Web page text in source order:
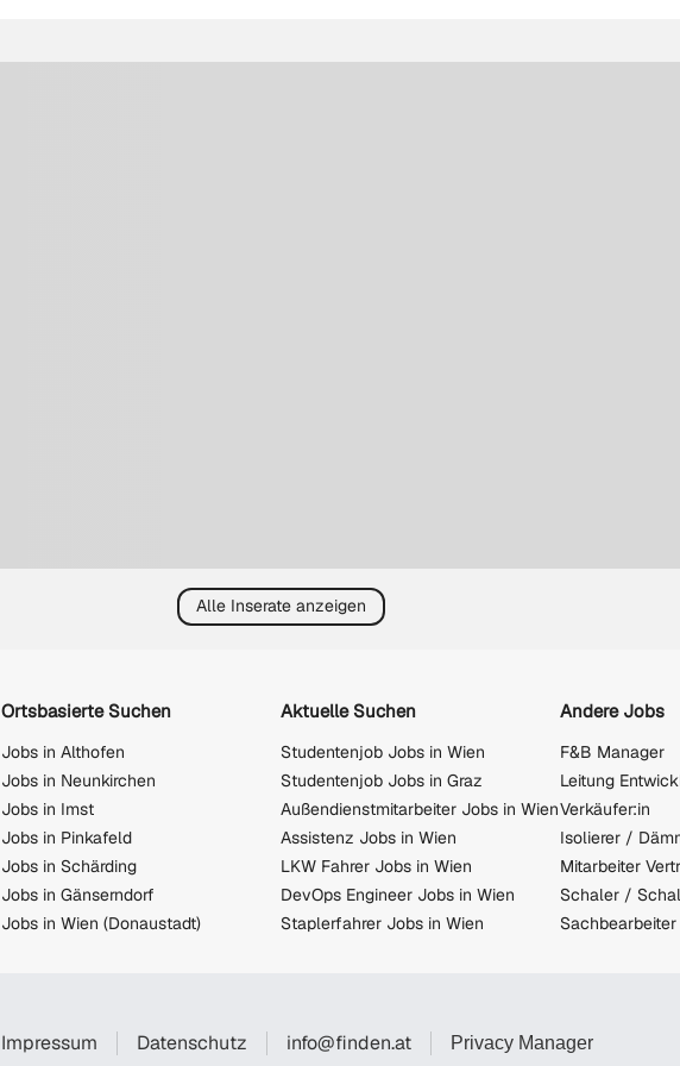
Alle Inserate anzeigen
Ortsbasierte Suchen
Jobs in Althofen
Jobs in Neunkirchen
Jobs in Imst
Jobs in Pinkafeld
Jobs in Schärding
Jobs in Gänserndorf
Jobs in Wien (Donaustadt)
Aktuelle Suchen
Studentenjob Jobs in Wien
Studentenjob Jobs in Graz
Außendienstmitarbeiter Jobs in Wien
Assistenz Jobs in Wien
LKW Fahrer Jobs in Wien
DevOps Engineer Jobs in Wien
Staplerfahrer Jobs in Wien
Andere Jobs
F&B Manager
Verkäufer:in
Isolierer /
Impressum Datenschutz info@finden.at Privacy Manager